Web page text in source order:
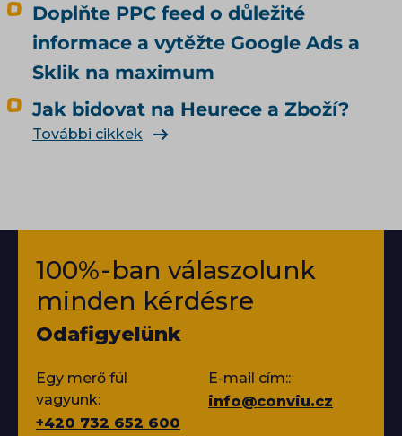
Doplňte PPC feed o důležité
informace a vytěžte Google Ads a
Sklik na maximum
Jak bidovat na Heurece a Zboží?
További cikkek
100%-ban válaszolunk
minden kérdésre
Odafigyelünk
Egy merő fül
vagyunk:
+420 732 652 600
E-mail cím::
info@conviu.cz